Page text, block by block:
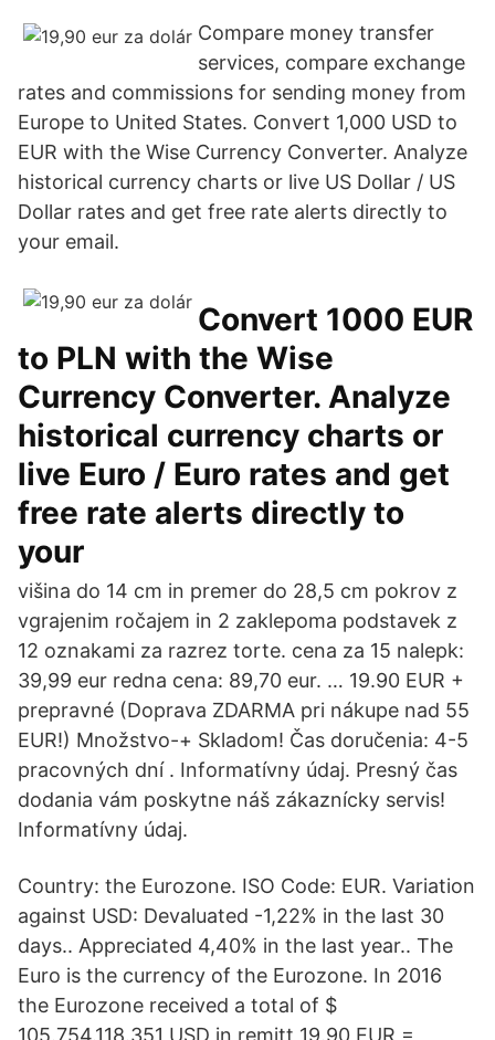
Compare money transfer
services, compare exchange
rates and commissions for sending money from
Europe to United States. Convert 1,000 USD to
EUR with the Wise Currency Converter. Analyze
historical currency charts or live US Dollar / US
Dollar rates and get free rate alerts directly to
your email.
Convert 1000 EUR
to PLN with the Wise
Currency Converter. Analyze
historical currency charts or
live Euro / Euro rates and get
free rate alerts directly to
your
višina do 14 cm in premer do 28,5 cm pokrov z
vgrajenim ročajem in 2 zaklepoma podstavek z
12 oznakami za razrez torte. cena za 15 nalepk:
39,99 eur redna cena: 89,70 eur. … 19.90 EUR +
prepravné (Doprava ZDARMA pri nákupe nad 55
EUR!) Množstvo-+ Skladom! Čas doručenia: 4-5
pracovných dní . Informatívny údaj. Presný čas
dodania vám poskytne náš zákaznícky servis!
Informatívny údaj.
Country: the Eurozone. ISO Code: EUR. Variation
against USD: Devaluated -1,22% in the last 30
days.. Appreciated 4,40% in the last year.. The
Euro is the currency of the Eurozone. In 2016
the Eurozone received a total of $
105.754.118.351 USD in remitt 19.90 EUR =